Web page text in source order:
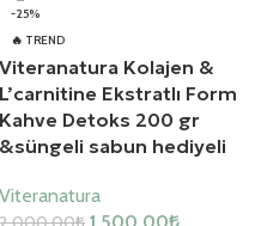
-25%
🔥 TREND
Viteranatura Kolajen &
L’carnitine Ekstratlı Form
Kahve Detoks 200 gr
&süngeli sabun hediyeli
Viteranatura